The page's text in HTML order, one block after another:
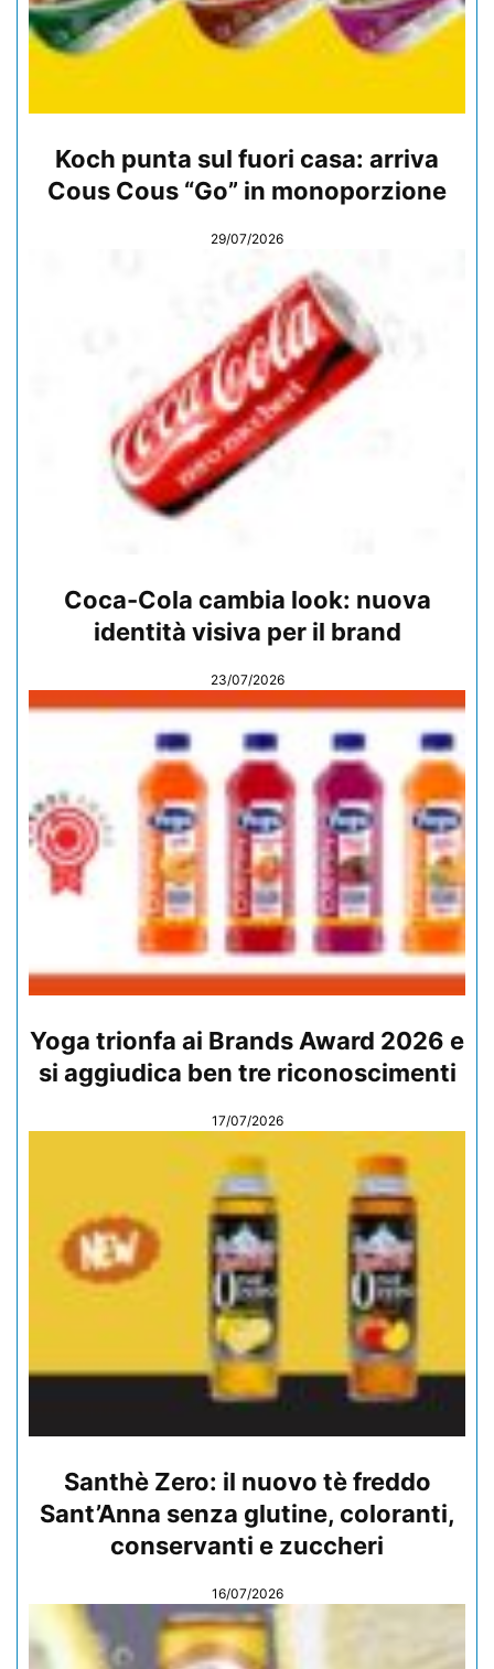
Koch punta sul fuori casa: arriva
Cous Cous “Go” in monoporzione
29/07/2026
Coca-Cola cambia look: nuova
identità visiva per il brand
23/07/2026
Yoga trionfa ai Brands Award 2026 e
si aggiudica ben tre riconoscimenti
17/07/2026
Santhè Zero: il nuovo tè freddo
Sant’Anna senza glutine, coloranti,
conservanti e zuccheri
16/07/2026